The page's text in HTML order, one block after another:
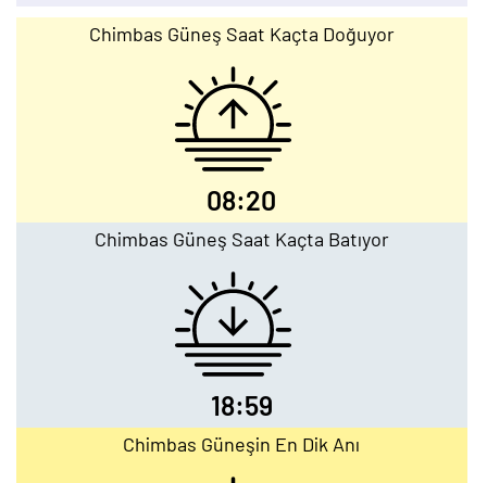
Chimbas Güneş Saat Kaçta Doğuyor
08:20
Chimbas Güneş Saat Kaçta Batıyor
18:59
Chimbas Güneşin En Dik Anı